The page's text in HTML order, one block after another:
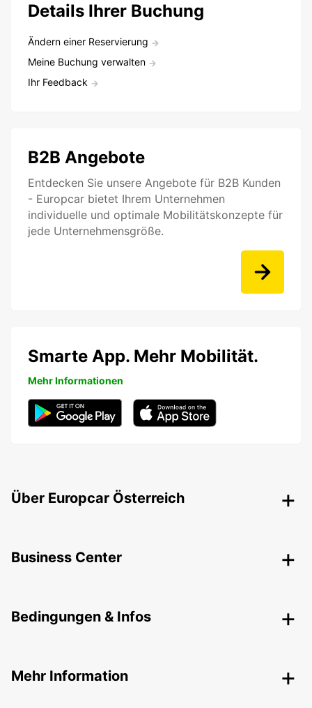
Details Ihrer Buchung
Ändern einer Reservierung
Meine Buchung verwalten
Ihr Feedback
B2B Angebote
Entdecken Sie unsere Angebote für B2B Kunden
- Europcar bietet Ihrem Unternehmen
individuelle und optimale Mobilitätskonzepte für
jede Unternehmensgröße.
Smarte App. Mehr Mobilität.
Mehr Informationen
Über Europcar Österreich
Business Center
Bedingungen & Infos
Mehr Information